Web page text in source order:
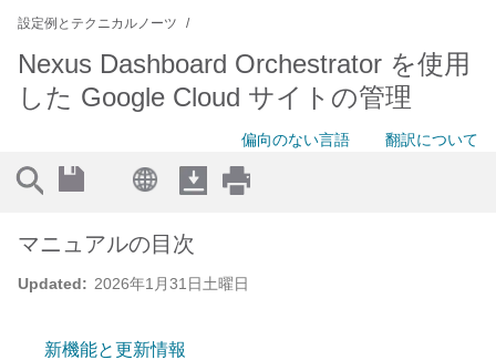
設定例とテクニカルノーツ
Nexus Dashboard Orchestrator を使用
した Google Cloud サイトの管理
偏向のない言語 翻訳について
Updated: 2026年1月31日土曜日
マニュアルの目次
新機能と更新情報